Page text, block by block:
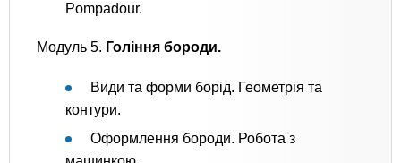
Pompadour.
Модуль 5. Гоління бороди.
Види та форми борід. Геометрія та
контури.
Оформлення бороди. Робота з